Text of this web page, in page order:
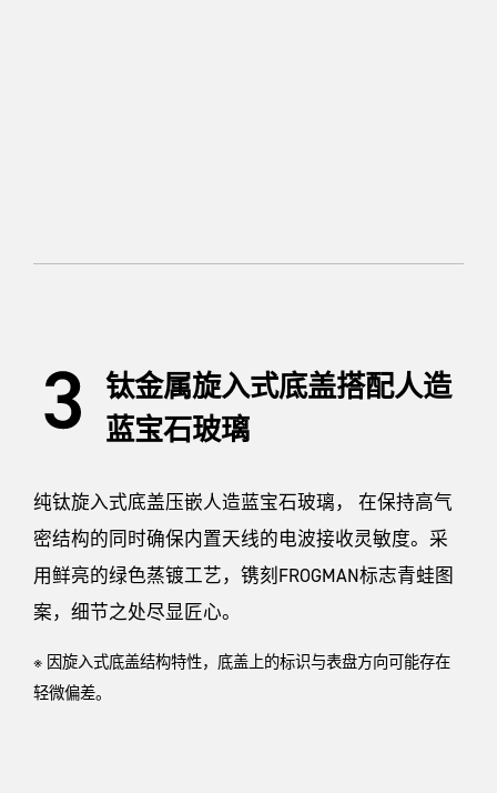
钛金属旋入式底盖搭配人造
蓝宝石玻璃
纯钛旋入式底盖压嵌人造蓝宝石玻璃， 在保持高气
密结构的同时确保内置天线的电波接收灵敏度。采
用鲜亮的绿色蒸镀工艺，镌刻FROGMAN标志青蛙图
案，细节之处尽显匠心。
※ 因旋入式底盖结构特性，底盖上的标识与表盘方向可能存在
轻微偏差。